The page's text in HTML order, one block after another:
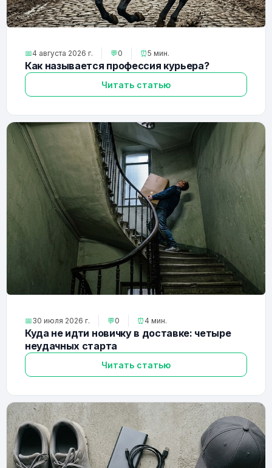
📅4 августа 2026 г. 💬0 ⏰5 мин.
Как называется профессия курьера?
Читать статью
📅30 июля 2026 г. 💬0 ⏰ 4 мин.
Куда не идти новичку в доставке: четыре
неудачных старта
Читать статью